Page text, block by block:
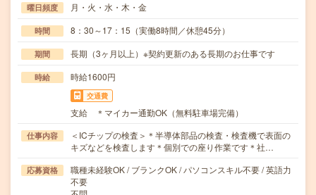
曜日頻度 月・火・水・木・金
時間 8：30～17：15（実働8時間／休憩45分）
期間 長期（3ヶ月以上）※契約更新のある長期のお仕事です
時給 時給1600円
交通費
支給 ＊マイカー通勤OK（無料駐車場完備）
仕事内容
＜ICチップの検査＞＊半導体部品の検査・検査機で表面の
キズなどを検査します＊個別での座り作業です＊社…
応募資格
職種未経験OK / ブランクOK / パソコンスキル不要 / 英語力
不要